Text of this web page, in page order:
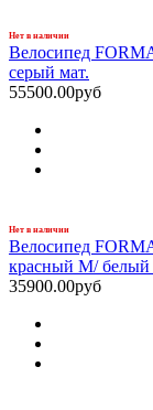
Нет в наличии
Велосипед
серый мат.
55500.00руб
Нет в наличии
Велосипед
красный M/
35900.00руб